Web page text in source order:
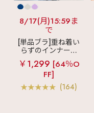
8/17(月)15:59ま
で
[単品ブラ]重ね着い
らずのインナーブ
ラ
リッチバスト
ブラトップ (ワイヤ
ー入り)
￥1,299 [64％O
FF]
(164)